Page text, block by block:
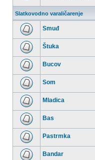
nepročitanih
postova
Slatkovodno varaličarenje
Nema
nepročitanih
postova
Smuđ
Nema
nepročitanih
postova
Štuka
Nema
nepročitanih
postova
Bucov
Nema
nepročitanih
postova
Som
Nema
nepročitanih
postova
Mladica
Nema
nepročitanih
postova
Bas
Nema
nepročitanih
postova
Pastrmka
Bandar